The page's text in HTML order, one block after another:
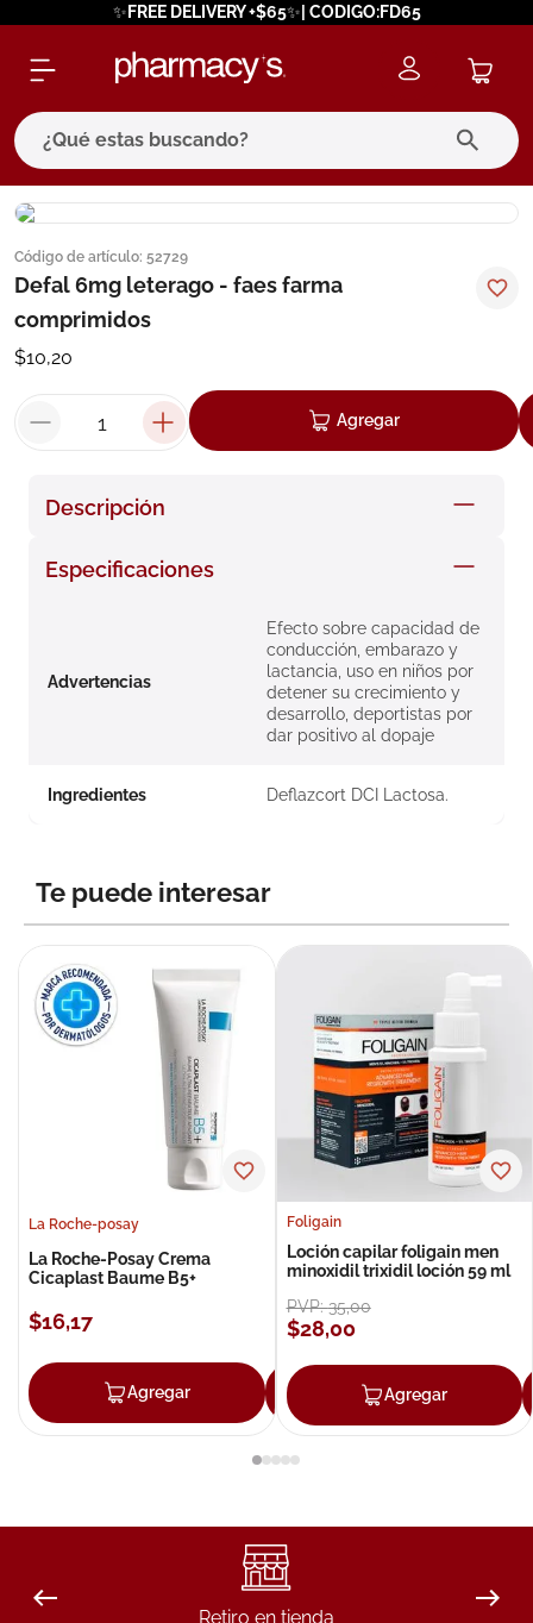
✨FREE DELIVERY +$65✨| CODIGO:FD65
¿Qué estas buscando?
Código de artículo: 52729
Defal 6mg leterago - faes farma
comprimidos
$10,20
Agregar
Descripción
Especificaciones
Advertencias
Efecto sobre capacidad de
conducción, embarazo y
lactancia, uso en niños por
detener su crecimiento y
desarrollo, deportistas por
dar positivo al dopaje
Ingredientes Deflazcort DCI Lactosa.
Te puede interesar
La Roche-posay
La Roche-Posay Crema
Cicaplast Baume B5+
$16,17
Agregar Agregar
Foligain
Loción capilar foligain men
minoxidil trixidil loción 59 ml
PVP:35,00
$28,00
Agregar
Retiro en tienda
términos más buscados
1. eucerin
cerave
7. megacistin
roche posay